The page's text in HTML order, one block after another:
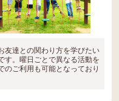
友達との関わり方を学びたい
す。曜日ごとで異なる活動を
ご利用も可能となっており